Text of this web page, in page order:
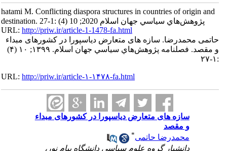
hatami M. Conflicting diaspora structures in countries of origin and
destination. پژوهش‌هاي سياسي جهان اسلام 2020; 10 (4) :1-27
URL:http://priw.ir/article-1-1478-fa.html
حاتمی محمدرضا. سازه های متعارض دیاسپورا در کشورهای مبداء
و مقصد. فصلنامه پژوهش‌هاي سياسي جهان اسلام. ۱۳۹۹; ۱۰ (۴)
URL:http://priw.ir/article-۱-۱۴۷۸-fa.html
سازه های متعارض دیاسپورا در کشورهای مبداء
و مقصد
محمدرضا حاتمی
دانشیار گروه علوم سیاسی دانشگاه پیام نور،